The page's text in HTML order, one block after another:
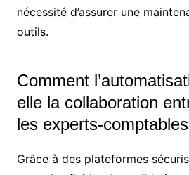
nécessité d’assurer une
outils.
Comment
elle la collaboration
les experts-
Grâce à des plateformes